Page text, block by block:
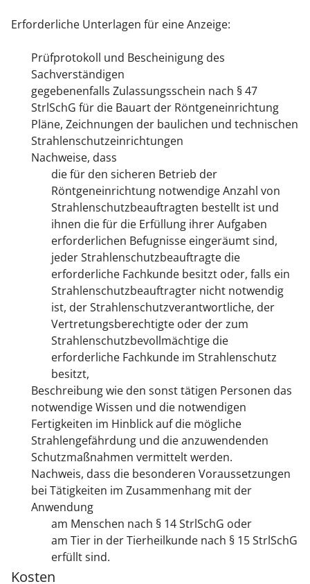
Erforderliche Unterlagen für eine Anzeige:
Prüfprotokoll und Bescheinigung des
Sachverständigen
gegebenenfalls Zulassungsschein nach § 47
StrlSchG für die Bauart der Röntgeneinrichtung
Pläne, Zeichnungen der baulichen und technischen
Strahlenschutzeinrichtungen
Nachweise, dass
die für den sicheren Betrieb der
Röntgeneinrichtung notwendige Anzahl von
Strahlenschutzbeauftragten bestellt ist und
ihnen die für die Erfüllung ihrer Aufgaben
erforderlichen Befugnisse eingeräumt sind,
jeder Strahlenschutzbeauftragte die
erforderliche Fachkunde besitzt oder, falls ein
Strahlenschutzbeauftragter nicht notwendig
ist, der Strahlenschutzverantwortliche, der
Vertretungsberechtigte oder der zum
Strahlenschutzbevollmächtige die
erforderliche Fachkunde im Strahlenschutz
besitzt,
Beschreibung wie den sonst tätigen Personen das
notwendige Wissen und die notwendigen
Fertigkeiten im Hinblick auf die mögliche
Strahlengefährdung und die anzuwendenden
Schutzmaßnahmen vermittelt werden.
Nachweis, dass die besonderen Voraussetzungen
bei Tätigkeiten im Zusammenhang mit der
Anwendung
am Menschen nach § 14 StrlSchG oder
am Tier in der Tierheilkunde nach § 15 StrlSchG
erfüllt sind.
Kosten